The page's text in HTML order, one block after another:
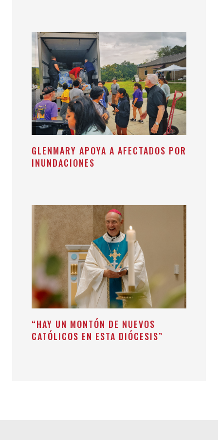
GLENMARY APOYA A AFECTADOS POR
INUNDACIONES
“HAY UN MONTÓN DE NUEVOS
CATÓLICOS EN ESTA DIÓCESIS”